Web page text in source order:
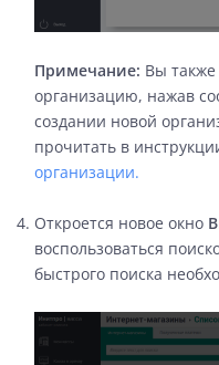
Примечание: Вы
организацию, нажав
создании новой
прочитать в
организации.
Откроется новое окно
воспользоваться
быстрого поиска